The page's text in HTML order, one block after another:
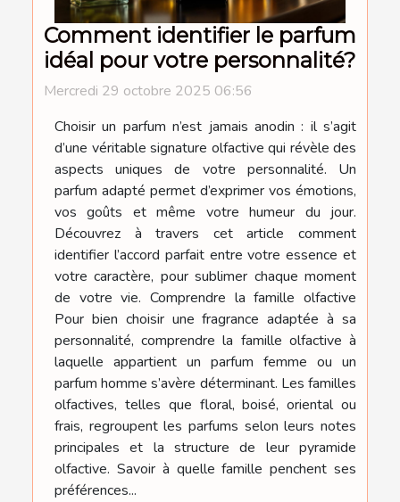
Comment identifier le parfum
idéal pour votre personnalité?
Mercredi 29 octobre 2025 06:56
Choisir un parfum n’est jamais anodin : il s’agit
d’une véritable signature olfactive qui révèle des
aspects uniques de votre personnalité. Un
parfum adapté permet d’exprimer vos émotions,
vos goûts et même votre humeur du jour.
Découvrez à travers cet article comment
identifier l’accord parfait entre votre essence et
votre caractère, pour sublimer chaque moment
de votre vie. Comprendre la famille olfactive
Pour bien choisir une fragrance adaptée à sa
personnalité, comprendre la famille olfactive à
laquelle appartient un parfum femme ou un
parfum homme s’avère déterminant. Les familles
olfactives, telles que floral, boisé, oriental ou
frais, regroupent les parfums selon leurs notes
principales et la structure de leur pyramide
olfactive. Savoir à quelle famille penchent ses
préférences...